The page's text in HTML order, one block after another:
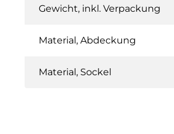
Gewicht, inkl. Verpackung
Material, Abdeckung
Material, Sockel